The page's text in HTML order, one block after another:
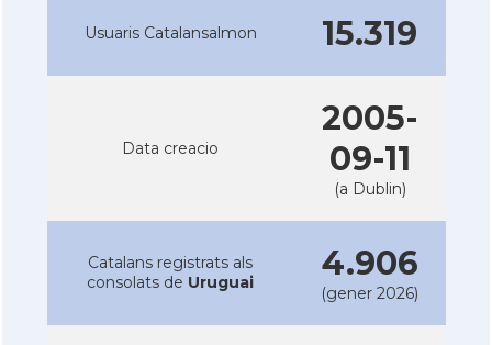
Usuaris Catalansalmon 15.319
Data creacio
2005-
09-11
(a Dublin)
Catalans registrats als
consolats de Uruguai 4.906
(gener 2026)